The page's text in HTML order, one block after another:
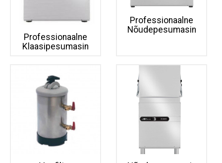
Professionaalne
Klaasipesumasin
Professionaalne
Nõudepesumasin